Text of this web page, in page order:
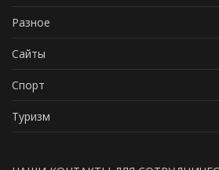
Разное
Сайты
Спорт
Туризм